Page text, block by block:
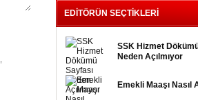
EDİTÖRÜN SEÇTİKLERİ
SSK Hizmet
Neden Açılmıyor
Emekli Maaşı Nasıl